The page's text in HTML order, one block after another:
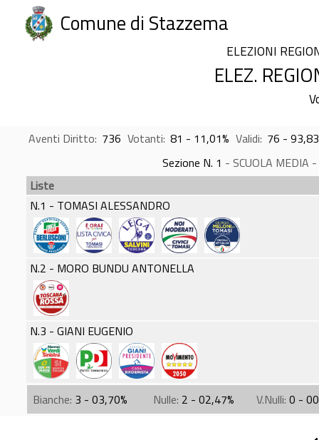
Comune di Stazzema
ELEZIONI
ELEZ.
Aventi Diritto: 736 Votanti: 81 - 11,01% Validi: 76 -
Sezione N. 1 - SCUOLA
Liste
N.1 - TOMASI ALESSANDRO
N.2 - MORO BUNDU ANTONELLA
N.3 - GIANI EUGENIO
Bianche: 3 - 03,70% Nulle: 2 - 02,47% V.Nulli: 0 -